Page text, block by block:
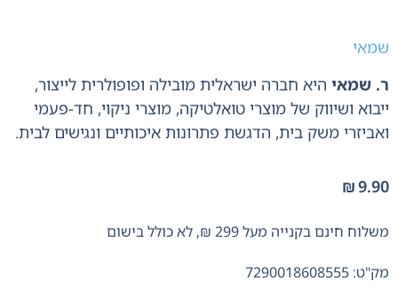
שמאי
ר. שמאי היא חברה ישראלית מובילה ופופולרית לייצור,
ייבוא ושיווק של מוצרי טואלטיקה, מוצרי ניקוי, חד-פעמי
ואביזרי משק בית, הדגשת פתרונות איכותיים ונגישים לבית.
₪9.90
משלוח חינם בקנייה מעל 299 ₪, לא כולל בישום
מק"ט: 7290018608555